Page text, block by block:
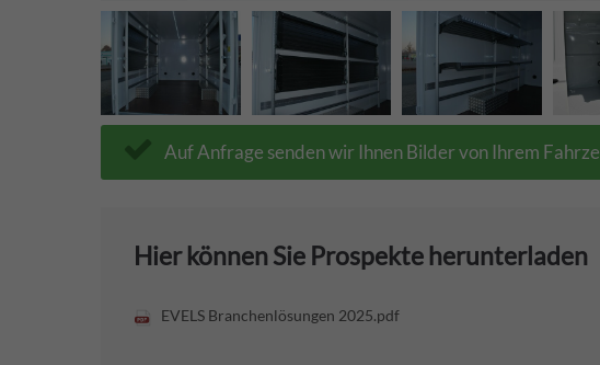
Auf Anfrage senden wir Ihnen Bilder von Ihrem
Hier können Sie Prospekte herunterladen
EVELS Branchenlösungen 2025.pdf